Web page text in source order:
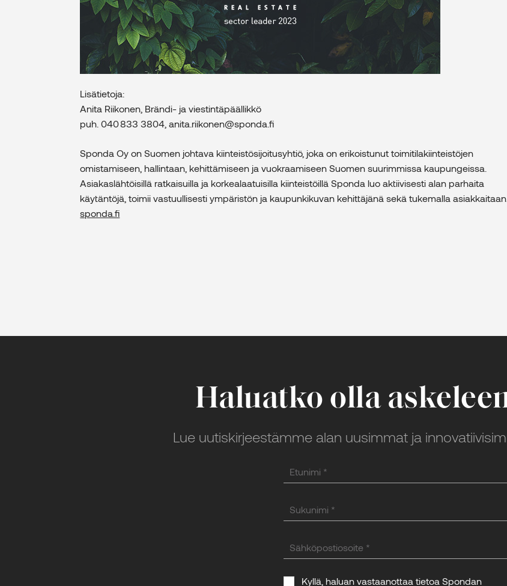
Lisätietoja:
Anita Riikonen, Brändi- ja viestintäpäällikkö
puh. 040 833 3804, anita.riikonen@sponda.fi
Sponda Oy on Suomen johtava kiinteistösijoitusyhtiö, joka on erikoistunut toimitilakiinteistöjen
omistamiseen, hallintaan, kehittämiseen ja vuokraamiseen Suomen suurimmissa kaupungeissa.
Asiakaslähtöisillä ratkaisuilla ja korkealaatuisilla kiinteistöillä Sponda luo aktiivisesti alan parhaita
käytäntöjä, toimii vastuullisesti ympäristön ja kaupunkikuvan kehittäjänä sekä tukemalla asiakkaitaan.
sponda.fi